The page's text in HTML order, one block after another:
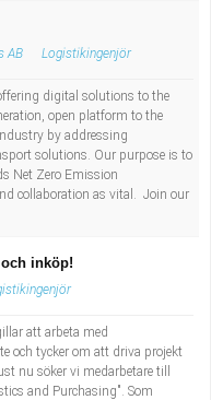
AB Logistikingenjör
digital solutions to the
open platform to the
by addressing
solutions. Our purpose is to
Net Zero Emission
collaboration as vital. Join our
inköp!
att arbeta med
och tycker om att driva projekt
nu söker vi medarbetare till
and Purchasing". Som